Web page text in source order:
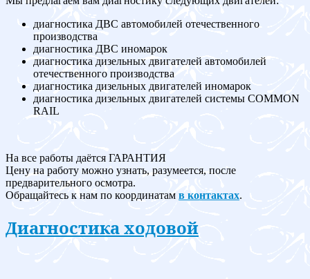
диагностика ДВС автомобилей отечественного
производства
диагностика ДВС иномарок
диагностика дизельных двигателей автомобилей
отечественного производства
диагностика дизельных двигателей иномарок
диагностика дизельных двигателей системы COMMON
RAIL
На все работы даётся ГАРАНТИЯ
Цену на работу можно узнать, разумеется, после
предварительного осмотра.
Обращайтесь к нам по координатам в контактах.
Диагностика ходовой